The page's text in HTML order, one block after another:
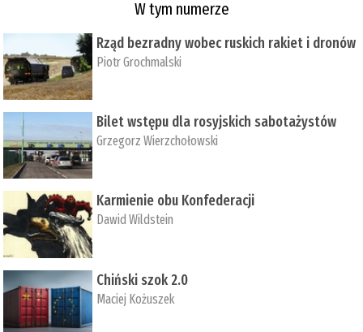
W tym numerze
Rząd bezradny wobec ruskich rakiet i dronów
Piotr Grochmalski
Bilet wstępu dla rosyjskich sabotażystów
Grzegorz Wierzchołowski
Karmienie obu Konfederacji
Dawid Wildstein
Chiński szok 2.0
Maciej Kożuszek